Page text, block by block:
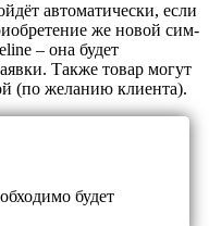
автоматически, если
же новой сим-
– она будет
Также товар могут
(по желанию клиента).
будет